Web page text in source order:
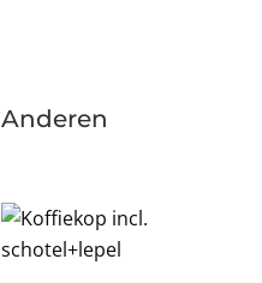
Anderen